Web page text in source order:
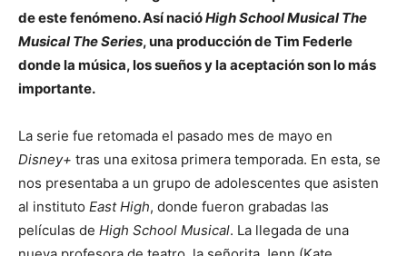
de este fenómeno. Así nacióHigh School Musical The
Musical The Series, una producción de Tim Federle
donde la música, los sueños y la aceptación son lo más
importante.
La serie fue retomada el pasado mes de mayo en
Disney+ tras una exitosa primera temporada. En esta, se
nos presentaba a un grupo de adolescentes que asisten
al instituto East High, donde fueron grabadas las
películas de High School Musical. La llegada de una